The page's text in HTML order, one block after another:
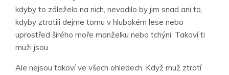
kdyby to záleželo na nich, nevadilo by jim snad ani to,
kdyby ztratili dejme tomu v hlubokém lese nebo
uprostřed širého moře manželku nebo tchýni. Takoví ti
muži jsou.
Ale nejsou takoví ve všech ohledech. Když muž ztratí